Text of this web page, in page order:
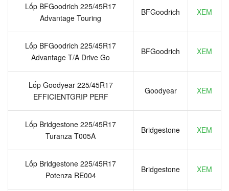
Lốp BFGoodrich 225/45R17
Advantage Touring
BFGoodrich XEM
Lốp BFGoodrich 225/45R17
Advantage T/A Drive Go
BFGoodrich XEM
Lốp Goodyear 225/45R17
EFFICIENTGRIP PERF
Goodyear XEM
Lốp Bridgestone 225/45R17
Turanza T005A
Bridgestone XEM
Lốp Bridgestone 225/45R17
Potenza RE004
Bridgestone XEM